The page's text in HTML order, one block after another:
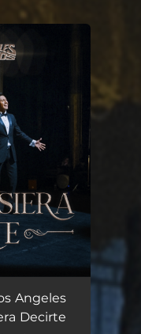
02:32
Angeles
Decirte